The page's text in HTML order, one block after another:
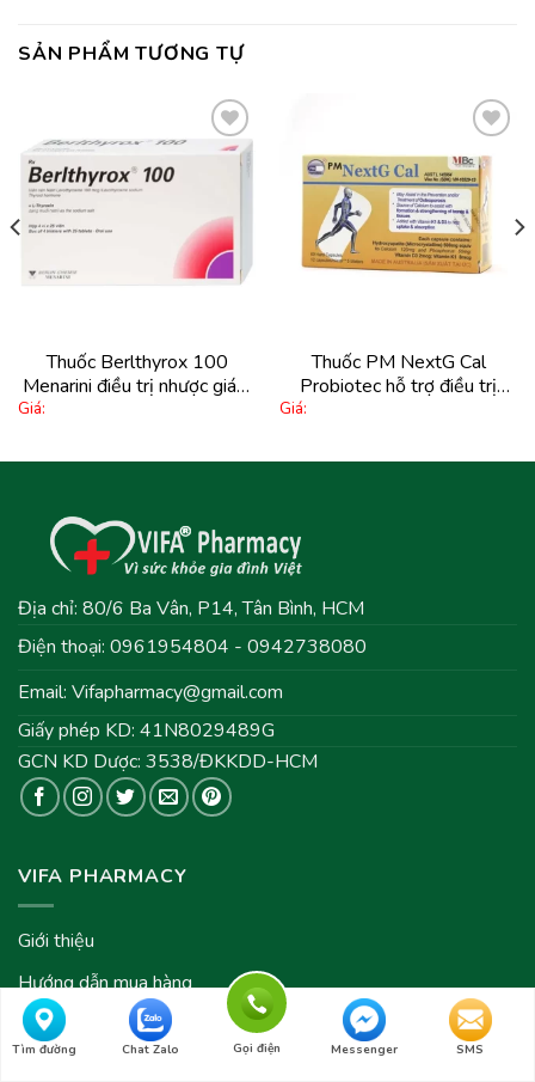
Tìm đường Chat Zalo Gọi điện Messenger SMS
SẢN PHẨM TƯƠNG TỰ
vào
yêu
thích
Thuốc Berlthyrox 100
Menarini điều trị nhược giáp,
bướu giáp lành (4 vỉ x 25
Giá:
Thêm
vào
yêu
thích
Thuốc PM NextG Cal
Probiotec hỗ trợ điều trị
loãng xương, thiếu canxi (5 vỉ
Giá:
Địa chỉ: 80/6 Ba Vân, P14, Tân Bình, HCM
Điện thoại: 0961954804 - 0942738080
Email: Vifapharmacy@gmail.com
Giấy phép KD: 41N8029489G
GCN KD Dược: 3538/ĐKKDD-HCM
VIFA PHARMACY
Giới thiệu
Hướng dẫn mua hàng
Hướng dẫn thanh toán